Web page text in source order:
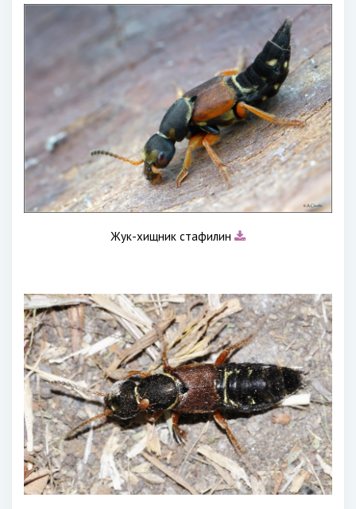
Жук-хищник стафилин